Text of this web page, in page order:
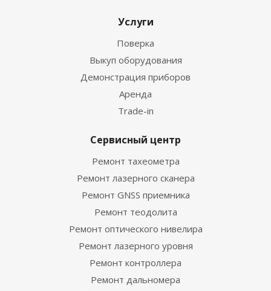
Услуги
Поверка
Выкуп оборудования
Демонстрация приборов
Аренда
Trade-in
Сервисный центр
Ремонт тахеометра
Ремонт лазерного сканера
Ремонт GNSS приемника
Ремонт теодолита
Ремонт оптического нивелира
Ремонт лазерного уровня
Ремонт контроллера
Ремонт дальномера